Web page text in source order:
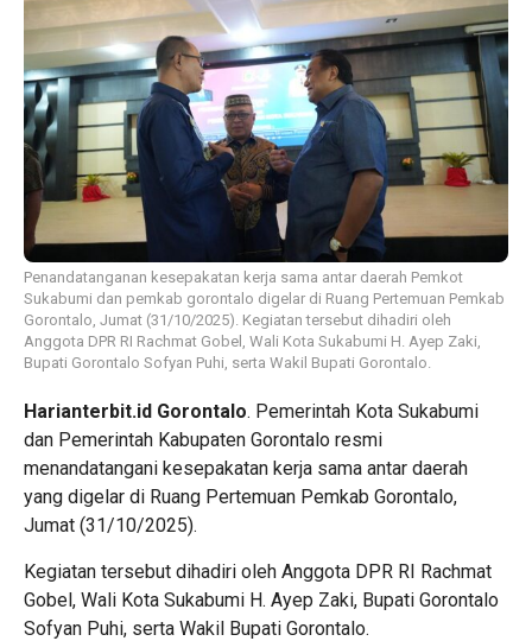
Penandatanganan kesepakatan kerja sama antar daerah Pemkot
Sukabumi dan pemkab gorontalo digelar di Ruang Pertemuan Pemkab
Gorontalo, Jumat (31/10/2025). Kegiatan tersebut dihadiri oleh
Anggota DPR RI Rachmat Gobel, Wali Kota Sukabumi H. Ayep Zaki,
Bupati Gorontalo Sofyan Puhi, serta Wakil Bupati Gorontalo.
Harianterbit.id Gorontalo. Pemerintah Kota Sukabumi
dan Pemerintah Kabupaten Gorontalo resmi
menandatangani kesepakatan kerja sama antar daerah
yang digelar di Ruang Pertemuan Pemkab Gorontalo,
Jumat (31/10/2025).
Kegiatan tersebut dihadiri oleh Anggota DPR RI Rachmat
Gobel, Wali Kota Sukabumi H. Ayep Zaki, Bupati Gorontalo
Sofyan Puhi, serta Wakil Bupati Gorontalo.